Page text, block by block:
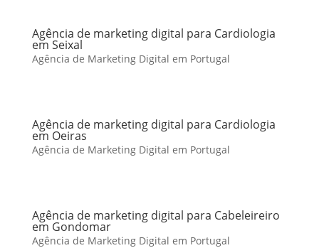
Agência de marketing digital para Cardiologia
em Seixal
Agência de Marketing Digital em Portugal
Agência de marketing digital para Cardiologia
em Oeiras
Agência de Marketing Digital em Portugal
Agência de marketing digital para Cabeleireiro
em Gondomar
Agência de Marketing Digital em Portugal